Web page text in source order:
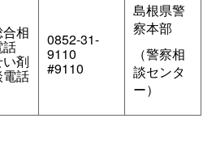
相
剤
話
0852-31-
9110
#9110
島根県警
察本部
（警察相
談センタ
ー）